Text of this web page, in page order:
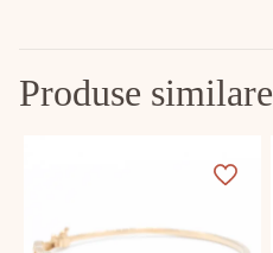
Produse similare